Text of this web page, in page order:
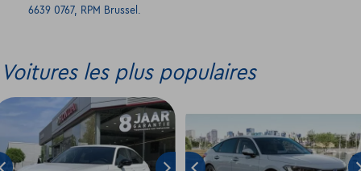
6639 0767, RPM Brussel.
Voitures les plus populaires